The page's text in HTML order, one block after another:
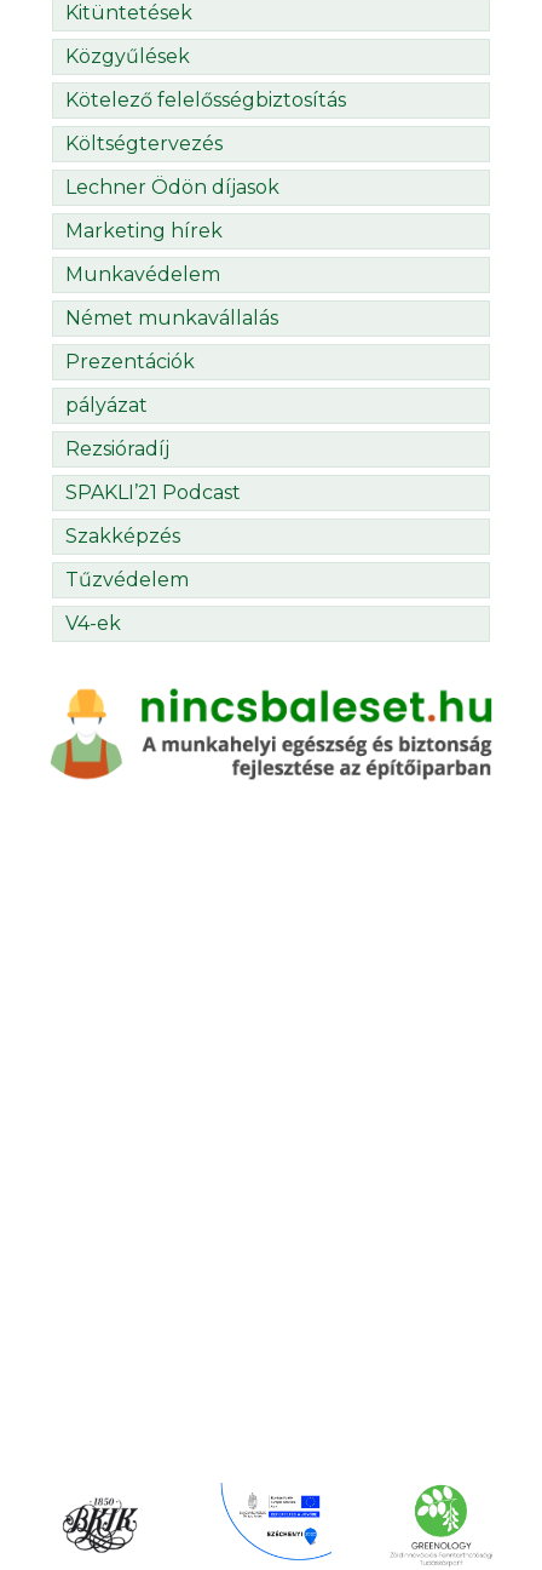
Kitüntetések
Közgyűlések
Kötelező felelősségbiztosítás
Költségtervezés
Lechner Ödön díjasok
Marketing hírek
Munkavédelem
Német munkavállalás
Prezentációk
pályázat
Rezsióradíj
SPAKLI’21 Podcast
Szakképzés
Tűzvédelem
V4-ek